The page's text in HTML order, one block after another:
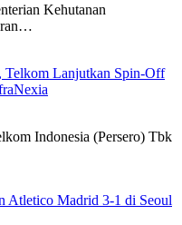
Kehutanan
Telkom Lanjutkan Spin-Off
Indonesia (Persero) Tbk
Atletico Madrid 3-1 di Seoul